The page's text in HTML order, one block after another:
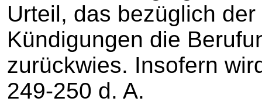
Urteil, das bezüglich
Kündigungen die
zurückwies. Insofern
249-250 d. A.